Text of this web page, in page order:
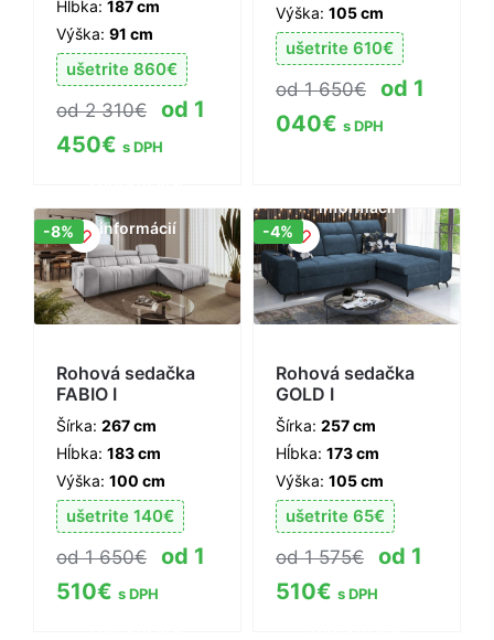
Hĺbka: 187 cm
Výška: 91 cm
ušetrite 860€
2 310€
1
450€ s DPH
informácií
Výška: 105 cm
ušetrite 610€
1 650€
1
040€ s DPH
informácií
Zľava!
-8%
Rohová sedačka
FABIO I
Šírka: 267 cm
Hĺbka: 183 cm
Výška: 100 cm
ušetrite 140€
1 650€
1
510€ s DPH
Zľava!
-4%
Rohová sedačka
GOLD I
Šírka: 257 cm
Hĺbka: 173 cm
Výška: 105 cm
ušetrite 65€
1 575€
1
510€ s DPH